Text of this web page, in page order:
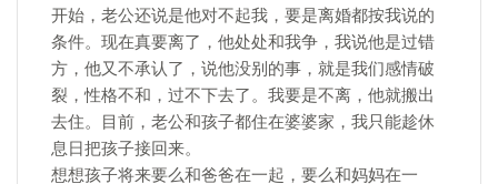
开始，老公还说是他对不起我，要是离婚都按我说的
条件。现在真要离了，他处处和我争，我说他是过错
方，他又不承认了，说他没别的事，就是我们感情破
裂，性格不和，过不下去了。我要是不离，他就搬出
去住。目前，老公和孩子都住在婆婆家，我只能趁休
息日把孩子接回来。
想想孩子将来要么和爸爸在一起，要么和妈妈在一